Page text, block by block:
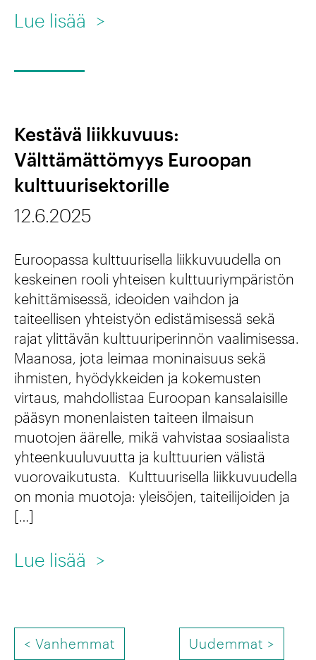
s
u
u
d
n
r
a
k
e
n
t
a
m
i
i
y
s
Lue lisää
l
l
u
k
s
i
a
B
r
y
s
s
e
l
i
>
Kestävä liikkuvuus:
Välttämättömyys Euroopan
kulttuurisektorille
12.6.2025
Euroopassa kulttuurisella liikkuvuudella on
keskeinen rooli yhteisen kulttuuriympäristön
kehittämisessä, ideoiden vaihdon ja
taiteellisen yhteistyön edistämisessä sekä
rajat ylittävän kulttuuriperinnön vaalimisessa.
Maanosa, jota leimaa moninaisuus sekä
ihmisten, hyödykkeiden ja kokemusten
virtaus, mahdollistaa Euroopan kansalaisille
pääsyn monenlaisten taiteen ilmaisun
muotojen äärelle, mikä vahvistaa sosiaalista
yhteenkuuluvuutta ja kulttuurien välistä
vuorovaikutusta. Kulttuurisella liikkuvuudella
on monia muotoja: yleisöjen, taiteilijoiden ja
[…]
Lue lisää
s
>
P< Vanhemmat Uudemmat >